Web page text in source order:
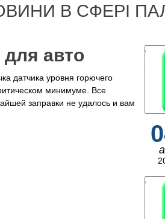
В СФЕРІ
авто
датчика уровня горючего
минимуме. Все
заправки не удалось и вам